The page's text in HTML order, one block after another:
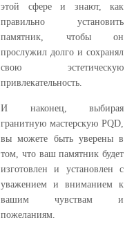
этой сфере и знают, как
правильно установить
памятник, чтобы он
прослужил долго и сохранял
свою эстетическую
привлекательность.
И наконец, выбирая
гранитную мастерскую PQD,
вы можете быть уверены в
том, что ваш памятник будет
изготовлен и установлен с
уважением и вниманием к
вашим чувствам и
пожеланиям.